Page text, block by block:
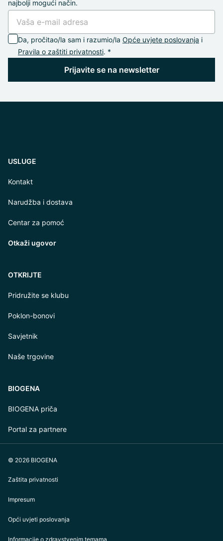
najbolji mogući način.
Da, pročitao/la sam i razumio/la Opće uvjete poslovanja i
Pravila o zaštiti privatnosti. *
Prijavite se na newsletter
USLUGE
Kontakt
Narudžba i dostava
Centar za pomoć
Otkaži ugovor
OTKRIJTE
Pridružite se klubu
Poklon-bonovi
Savjetnik
Naše trgovine
BIOGENA
BIOGENA priča
Portal za partnere
© 2026 BIOGENA
Zaštita privatnosti
Impresum
Opći uvjeti poslovanja
Informacije o zdravstvenim temama